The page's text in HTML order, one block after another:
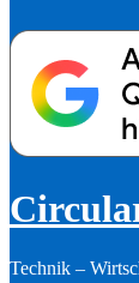
Technik –